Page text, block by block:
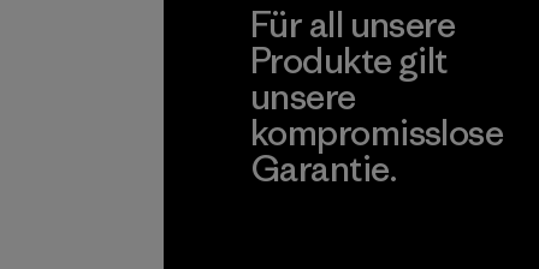
Für all unsere
Produkte gilt
unsere
kompromisslose
Garantie.